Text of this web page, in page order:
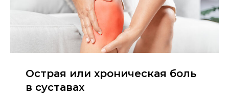
Острая или хроническая боль
в суставах